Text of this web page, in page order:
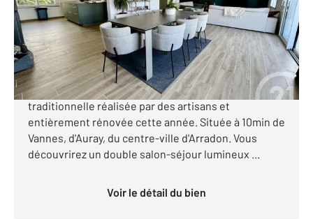
Maison à vendre
427 000 €
PLOEREN En proximité immédiate de Vannes, venez
découvrir cette charmante maison de construction
traditionnelle réalisée par des artisans et
entièrement rénovée cette année. Située à 10min de
Vannes, d'Auray, du centre-ville d'Arradon. Vous
découvrirez un double salon-séjour lumineux ...
Voir le détail du bien